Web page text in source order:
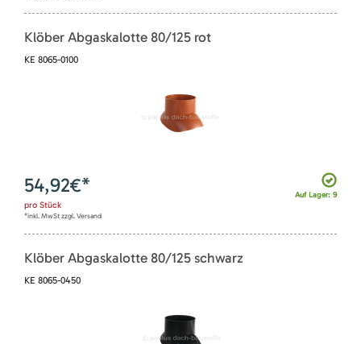
Klöber Abgaskalotte 80/125 rot
KE 8065-0100
Auf Lager: 9
54,92€*
pro Stück
*inkl. MwSt zzgl. Versand
Klöber Abgaskalotte 80/125 schwarz
KE 8065-0450